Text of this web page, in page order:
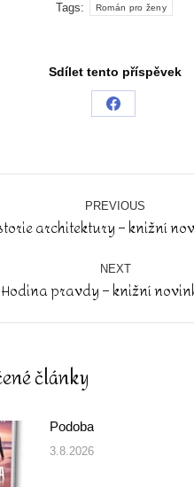
Tags: Román pro ženy
Sdílet tento příspěvek
Share
PREVIOUS
Previous
architektury – knižní
NEXT
Next
pravdy – knižní
články
Podoba
3.8.2026